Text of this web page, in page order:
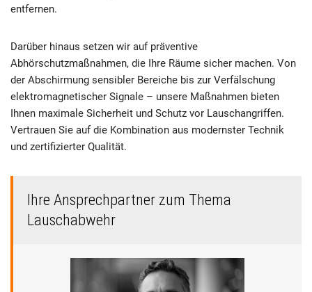
entfernen.
Darüber hinaus setzen wir auf präventive
Abhörschutzmaßnahmen, die Ihre Räume sicher machen. Von
der Abschirmung sensibler Bereiche bis zur Verfälschung
elektromagnetischer Signale – unsere Maßnahmen bieten
Ihnen maximale Sicherheit und Schutz vor Lauschangriffen.
Vertrauen Sie auf die Kombination aus modernster Technik
und zertifizierter Qualität.
Ihre Ansprechpartner zum Thema
Lauschabwehr